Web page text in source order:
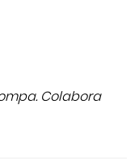
Colabora